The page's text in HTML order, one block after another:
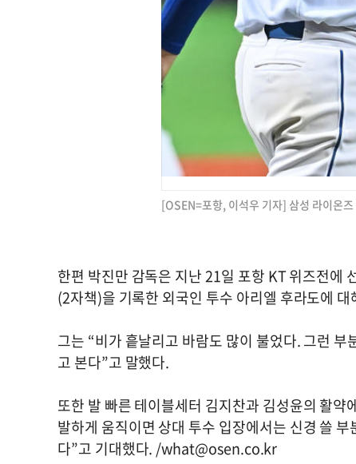
[OSEN=포항, 이석우 기자] 삼성 라이온
한편 박진만 감독은 지난 21일 포항 KT 위즈전
(2자책)을 기록한 외국인 투수 아리엘 후라도에
그는 “비가 흩날리고 바람도 많이 불었다. 그런
고 본다”고 말했다.
또한 발 빠른 테이블세터 김지찬과 김성윤의 활
발하게 움직이면 상대 투수 입장에서는 신경 쓸
다”고 기대했다. /what@osen.co.kr